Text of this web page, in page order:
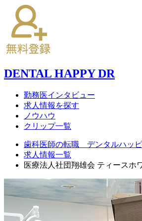
DENTAL HAPPY DR
勤務医インタビュー
求人情報を探す
ノウハウ
クリップ一覧
歯科医師の転職 デンタルハッ
求人情報一覧
医療法人社団翔雄会 ティースホ